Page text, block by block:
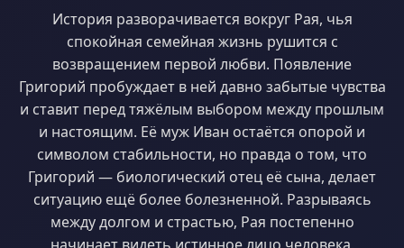
История разворачивается вокруг Рая, чья
спокойная семейная жизнь рушится с
возвращением первой любви. Появление
Григорий пробуждает в ней давно забытые чувства
и ставит перед тяжёлым выбором между прошлым
и настоящим. Её муж Иван остаётся опорой и
символом стабильности, но правда о том, что
Григорий — биологический отец её сына, делает
ситуацию ещё более болезненной. Разрываясь
между долгом и страстью, Рая постепенно